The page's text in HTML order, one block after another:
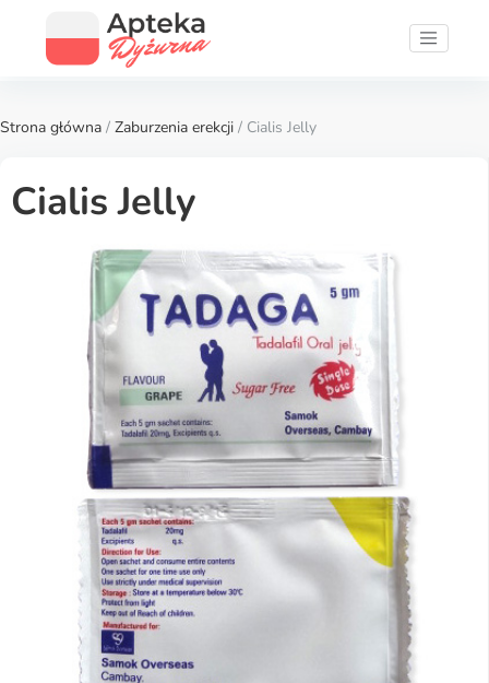
Strona główna / Zaburzenia erekcji / Cialis Jelly
Cialis Jelly